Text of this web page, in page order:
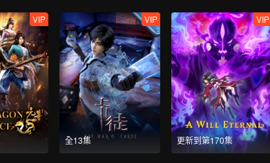
VIP
全13集
VIP
更新到第170集
VIP